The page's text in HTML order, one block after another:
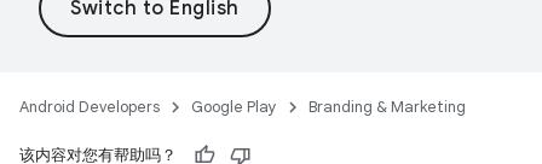
Android Developers Google Play Branding & Marketing
该内容对您有帮助吗？